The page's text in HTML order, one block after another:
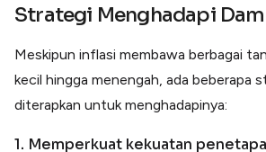
Strategi Menghadapi
Meskipun inflasi membawa berbagai
kecil hingga menengah, ada beberapa
diterapkan untuk menghadapinya:
1. Memperkuat kekuatan